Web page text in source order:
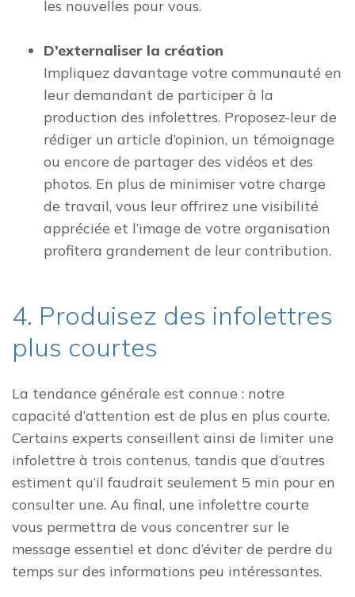
les nouvelles pour vous.
D’externaliser la création
Impliquez davantage votre communauté en
leur demandant de participer à la
production des infolettres. Proposez-leur de
rédiger un article d’opinion, un témoignage
ou encore de partager des vidéos et des
photos. En plus de minimiser votre charge
de travail, vous leur offrirez une visibilité
appréciée et l’image de votre organisation
profitera grandement de leur contribution.
4. Produisez des infolettres
plus courtes
La tendance générale est connue : notre
capacité d’attention est de plus en plus courte.
Certains experts conseillent ainsi de limiter une
infolettre à trois contenus, tandis que d’autres
estiment qu’il faudrait seulement 5 min pour en
consulter une. Au final, une infolettre courte
vous permettra de vous concentrer sur le
message essentiel et donc d’éviter de perdre du
temps sur des informations peu intéressantes.